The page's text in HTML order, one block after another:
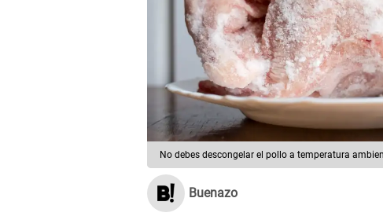
No debes descongelar el pollo a temperatura
Buenazo